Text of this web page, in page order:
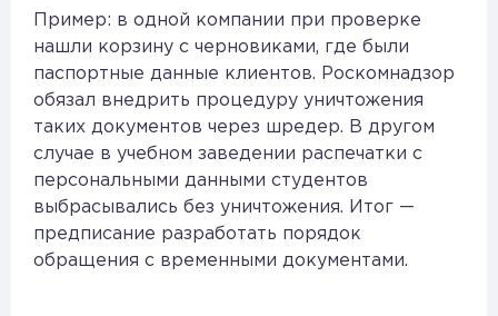
Пример: в одной компании при проверке
нашли корзину с черновиками, где были
паспортные данные клиентов. Роскомнадзор
обязал внедрить процедуру уничтожения
таких документов через шредер. В другом
случае в учебном заведении распечатки с
персональными данными студентов
выбрасывались без уничтожения. Итог —
предписание разработать порядок
обращения с временными документами.